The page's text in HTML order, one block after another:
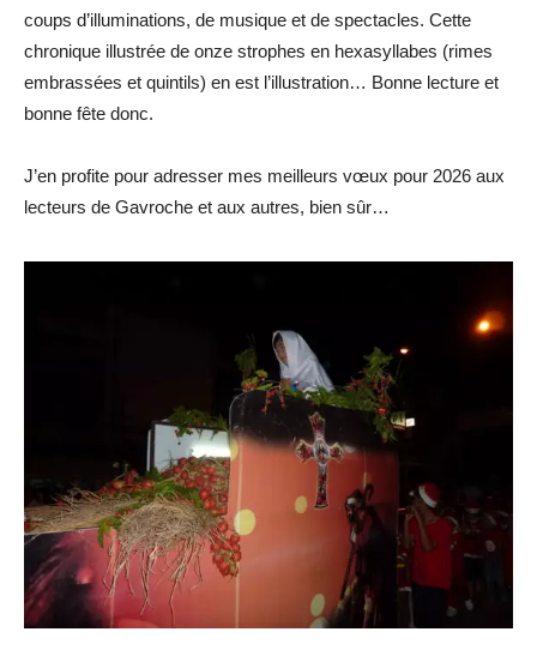
coups d’illuminations, de musique et de spectacles. Cette
chronique illustrée de onze strophes en hexasyllabes (rimes
embrassées et quintils) en est l’illustration… Bonne lecture et
bonne fête donc.
J’en profite pour adresser mes meilleurs vœux pour 2026 aux
lecteurs de Gavroche et aux autres, bien sûr…